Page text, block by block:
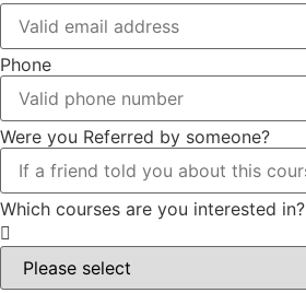
Phone
Were you Referred by someone?
Which courses are you interested in?